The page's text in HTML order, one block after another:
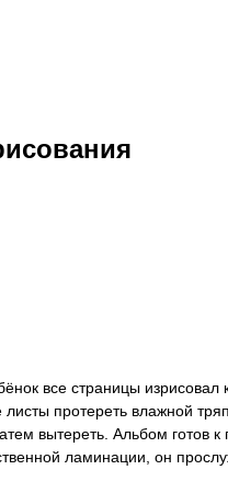
все страницы изрисовал
протереть влажной
вытереть. Альбом готов к
ламинации, он